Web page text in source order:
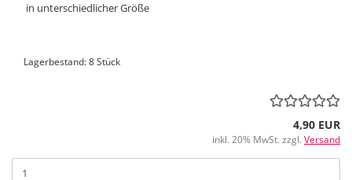
in unterschiedlicher Größe
Lagerbestand: 8 Stück
4,90 EUR
inkl. 20% MwSt. zzgl. Versand